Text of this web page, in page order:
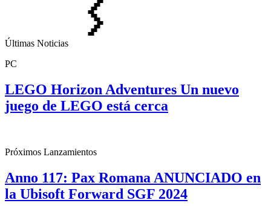
Últimas Noticias
PC
LEGO Horizon Adventures Un nuevo
juego de LEGO está cerca
Próximos Lanzamientos
Anno 117: Pax Romana ANUNCIADO en
la Ubisoft Forward SGF 2024